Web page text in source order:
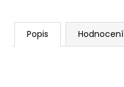
Popis Hodnocení